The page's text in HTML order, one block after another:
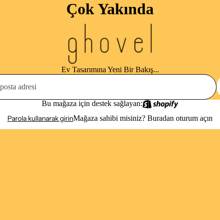
Çok Yakında
Ev Tasarımına Yeni Bir Bakış...
Bu mağaza için destek sağlayan:
Parola kullanarak girinMağaza sahibi misiniz? Buradan oturum açın